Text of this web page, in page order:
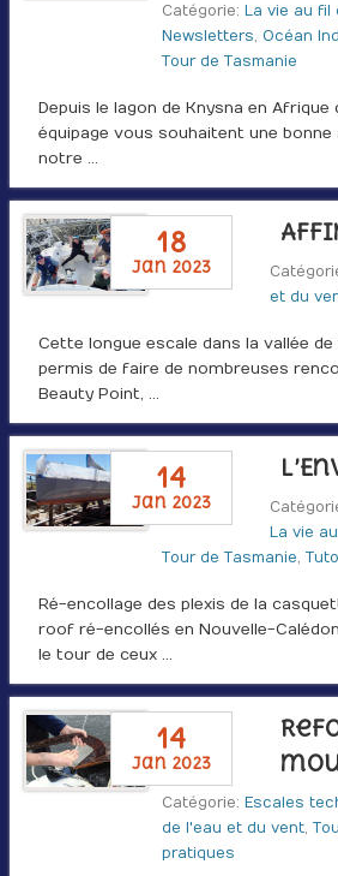
Catégorie: La vie au fil
Newsletters, Océan
Tour de Tasmanie
Depuis le lagon de Knysna en Afrique
équipage vous souhaitent une bonne
notre …
18
jan 2023
et du
Cette longue escale dans la vallée
permis de faire de nombreuses
Beauty Point, …
14
jan 2023
La vie
Tour de Tasmanie,
Ré-encollage des plexis de la
roof ré-encollés en Nouvelle-
le tour de ceux …
14
jan 2023
Catégorie: Escales
de l'eau et du vent,
pratiques